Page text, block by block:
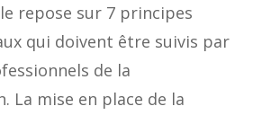
repose sur 7 principes
qui doivent être suivis par
de la
La mise en place de la